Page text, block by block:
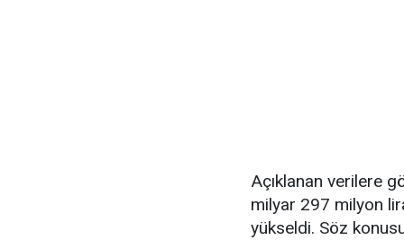
Açıklanan verilere
milyar 297 milyon
yükseldi. Söz